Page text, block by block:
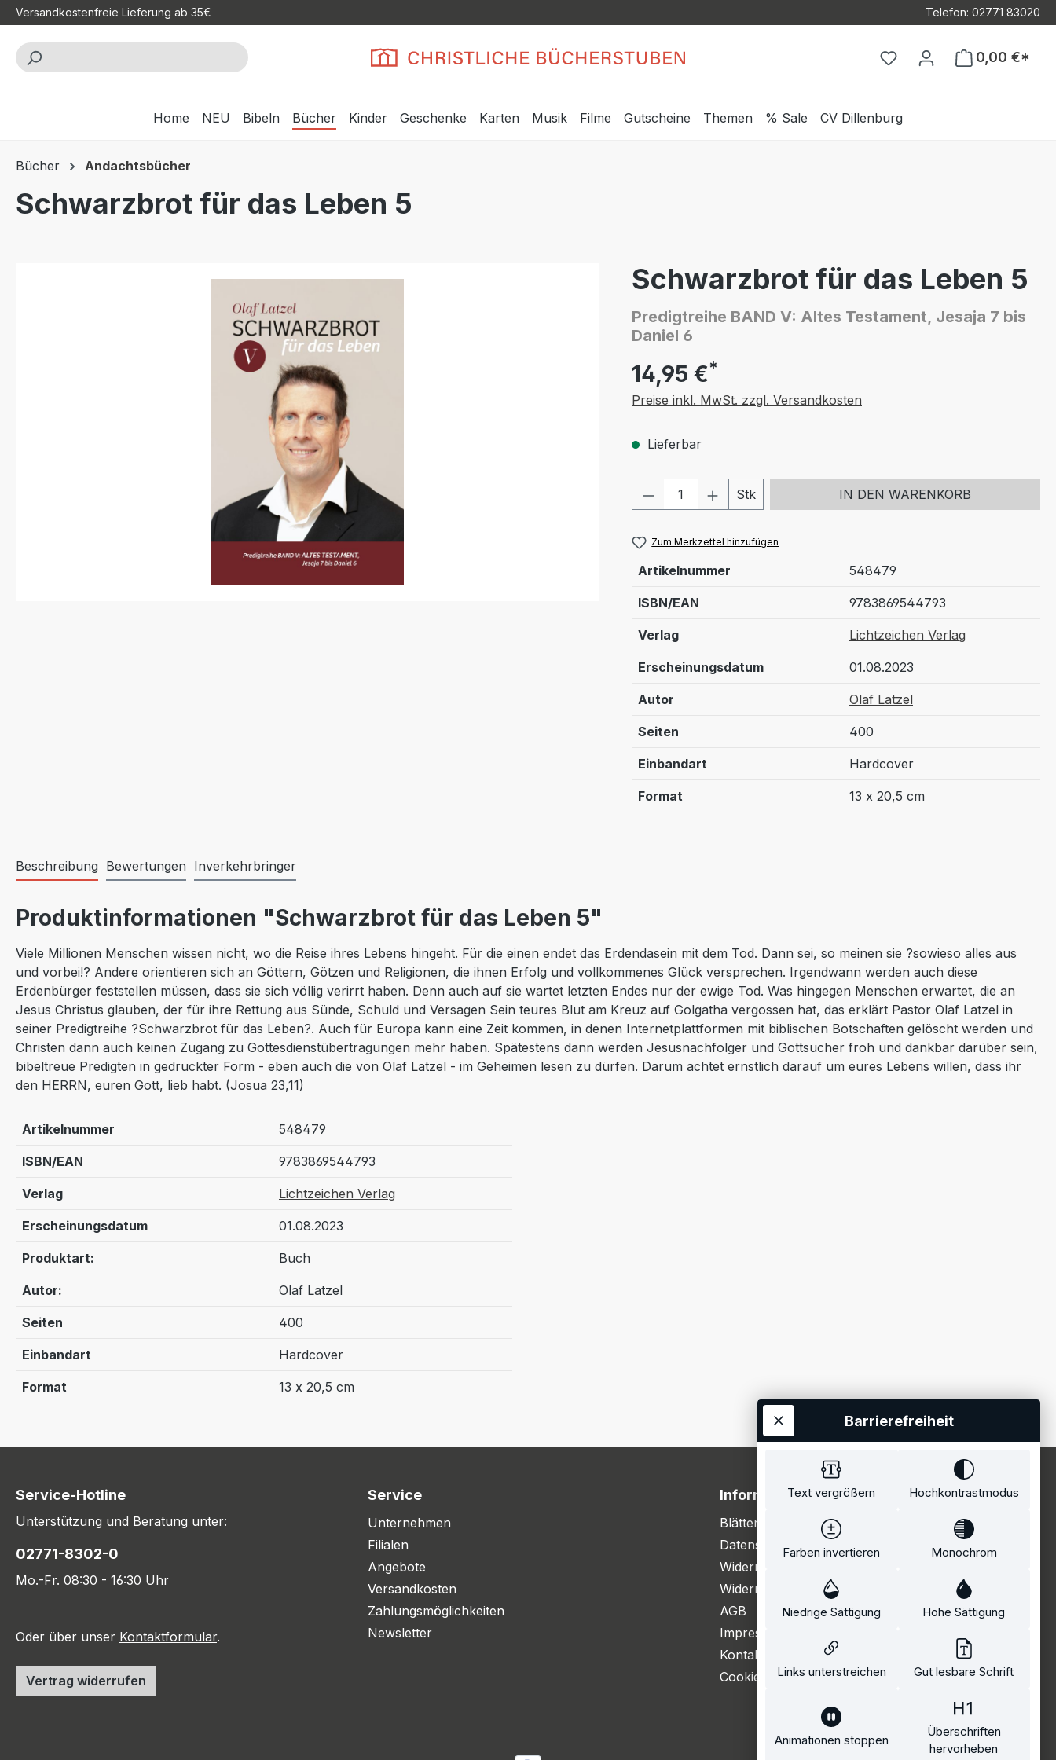
Hauptinhalt springen
Zur Suche springen
Zur Hauptnavigation springen
Versandkostenfreie Lieferung ab 35€ Telefon: 02771 83020
Du hast 0 Produkte auf
0,00 €*
Home NEU Bibeln Bücher Kinder Geschenke Karten Musik Filme Gutscheine Themen % Sale CV Dillenburg
Bücher Andachtsbücher
Schwarzbrot für das Leben 5
Schwarzbrot für das Leben 5
Predigtreihe BAND V: Altes Testament, Jesaja 7 bis
Daniel 6
14,95 €*
Preise inkl. MwSt. zzgl. Versandkosten
Lieferbar
Produkt Anzahl: Gib den gewünschten Wert
Stk IN DEN WARENKORB
Zum Merkzettel hinzufügen
Artikelnummer 548479
ISBN/EAN 9783869544793
Verlag Lichtzeichen Verlag
Erscheinungsdatum 01.08.2023
Autor Olaf Latzel
Seiten 400
Einbandart Hardcover
Format 13 x 20,5 cm
Beschreibung Bewertungen Inverkehrbringer
Produktinformationen "Schwarzbrot für das Leben 5"
Viele Millionen Menschen wissen nicht, wo die Reise ihres Lebens hingeht. Für die einen endet das Erdendasein mit dem Tod. Dann sei, so meinen sie ?sowieso alles aus
und vorbei!? Andere orientieren sich an Göttern, Götzen und Religionen, die ihnen Erfolg und vollkommenes Glück versprechen. Irgendwann werden auch diese
Erdenbürger feststellen müssen, dass sie sich völlig verirrt haben. Denn auch auf sie wartet letzten Endes nur der ewige Tod. Was hingegen Menschen erwartet, die an
Jesus Christus glauben, der für ihre Rettung aus Sünde, Schuld und Versagen Sein teures Blut am Kreuz auf Golgatha vergossen hat, das erklärt Pastor Olaf Latzel in
seiner Predigtreihe ?Schwarzbrot für das Leben?. Auch für Europa kann eine Zeit kommen, in denen Internetplattformen mit biblischen Botschaften gelöscht werden und
Christen dann auch keinen Zugang zu Gottesdienstübertragungen mehr haben. Spätestens dann werden Jesusnachfolger und Gottsucher froh und dankbar darüber sein,
bibeltreue Predigten in gedruckter Form - eben auch die von Olaf Latzel - im Geheimen lesen zu dürfen. Darum achtet ernstlich darauf um eures Lebens willen, dass ihr
den HERRN, euren Gott, lieb habt. (Josua 23,11)
Artikelnummer 548479
ISBN/EAN 9783869544793
Verlag Lichtzeichen Verlag
Erscheinungsdatum 01.08.2023
Produktart: Buch
Autor: Olaf Latzel
Seiten 400
Einbandart Hardcover
Format 13 x 20,5 cm
Service-Hotline
Unterstützung und Beratung unter:
02771-8302-0
Mo.-Fr. 08:30 - 16:30 Uhr
Oder über unser Kontaktformular.
Vertrag widerrufen
Service
Unternehmen
Filialen
Angebote
Versandkosten
Zahlungsmöglichkeiten
Newsletter
Information
Blätterkatalog
Datenschutzerklärung
Widerrufsbelehrung
Widerrufsformular
AGB
Impressum
Kontakt
Cookie Einstellungen
Text vergrößern Hochkontrastmodus
Farben invertieren Monochrom
Niedrige Sättigung Hohe Sättigung
Links unterstreichen Gut lesbare Schrift
Animationen stoppen
Überschriften
hervorheben
Barrierefreiheit